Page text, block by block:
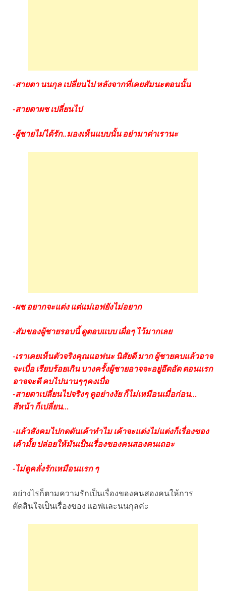
-สายตา นนกุล เปลี่ยนไป หลังจากที่เคยสัมนะตอนนั้น
-สายตาผช เปลี่ยนไป
-ผู้ชายไม่ได้รัก..มองเห็นแบบนั้น อย่ามาด่าเรานะ
-ผช อยากจะแต่ง แต่แม่เอฟยังไม่อยาก
-สัมของผู้ชายรอบนี้ ดูตอบแบบ เผื่อๆ ไว้มากเลย
-เราเคยเห็นตัวจริงคุณแอฟนะ นิสัยดี มาก ผู้ชายคบแล้วอาจ
จะเบื่อ เรียบร้อยเกิน บางครั้งผู้ชายอาจจะอยู่อึดอัด ตอนแรก
อาจจะดี คบไปนานๆๆคงเบื่อ
-สายตาเปลี่ยนไปจริงๆ ดูอย่างงัย ก็ไม่เหมือนเมื่อก่อน…
สีหน้า ก็เปลี่ยน…
-แล้วสังคมไปกดดันเค้าทำไม เค้าจะแต่งไม่แต่งก็เรื่องของ
เค้ามั้ย ปล่อยให้มันเป็นเรื่องของคนสองคนเถอะ
-ไม่ดูคลั่งรักเหมือนแรก ๆ
อย่างไรก็ตามความรักเป็นเรื่องของคนสองคนให้การ
ตัดสินใจเป็นเรื่องของ เเอฟเเละนนกุลค่ะ